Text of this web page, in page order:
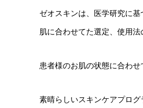
ゼオスキンは、医学研究に
肌に合わせてた選定、使用
患者様のお肌の状態に合わ
素晴らしいスキンケアプロ